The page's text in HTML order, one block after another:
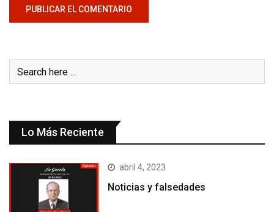
Lo Más Reciente
abril 4, 2023
Noticias y falsedades